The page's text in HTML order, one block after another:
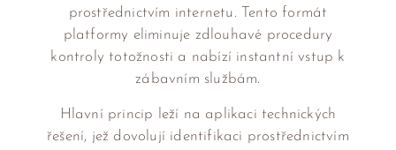
prostřednictvím internetu. Tento formát
platformy eliminuje zdlouhavé procedury
kontroly totožnosti a nabízí instantní vstup k
zábavním službám.
Hlavní princip leží na aplikaci technických
řešení, jež dovolují identifikaci prostřednictvím